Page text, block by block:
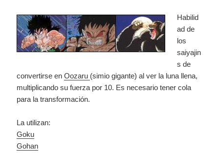
Habilid
ad de
los
saiyajin
s de
convertirse enOozaru (simio gigante) al ver la luna llena,
multiplicando su fuerza por 10. Es necesario tener cola
para la transformación.
La utilizan:
Goku
Gohan